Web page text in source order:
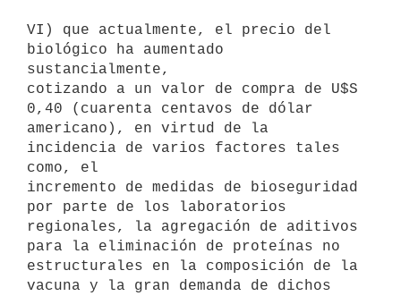
VI) que actualmente, el precio del
biológico ha aumentado
sustancialmente,
cotizando a un valor de compra de U$S
0,40 (cuarenta centavos de dólar
americano), en virtud de la
incidencia de varios factores tales
como, el
incremento de medidas de bioseguridad
por parte de los laboratorios
regionales, la agregación de aditivos
para la eliminación de proteínas no
estructurales en la composición de la
vacuna y la gran demanda de dichos